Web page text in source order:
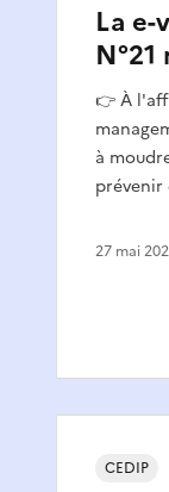
La e-
👉 À
à
prévenir
27 mai
CEDIP